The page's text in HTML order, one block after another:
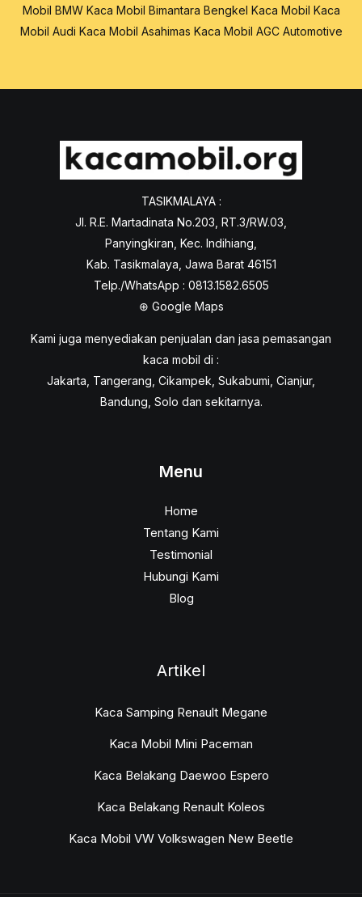
Mobil BMW Kaca Mobil Bimantara Bengkel Kaca Mobil Kaca
Mobil Audi Kaca Mobil Asahimas Kaca Mobil AGC Automotive
TASIKMALAYA :
Jl. R.E. Martadinata No.203, RT.3/RW.03,
Panyingkiran, Kec. Indihiang,
Kab. Tasikmalaya, Jawa Barat 46151
Telp./WhatsApp : 0813.1582.6505
⊕ Google Maps
Kami juga menyediakan penjualan dan jasa pemasangan
kaca mobil di :
Jakarta, Tangerang, Cikampek, Sukabumi, Cianjur,
Bandung, Solo dan sekitarnya.
Menu
Home
Tentang Kami
Testimonial
Hubungi Kami
Blog
Artikel
Kaca Samping Renault Megane
Kaca Mobil Mini Paceman
Kaca Belakang Daewoo Espero
Kaca Belakang Renault Koleos
Kaca Mobil VW Volkswagen New Beetle